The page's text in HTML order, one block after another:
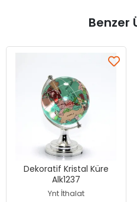
Benzer
Dekoratif Kristal Küre
Alk1237
Ynt İthalat